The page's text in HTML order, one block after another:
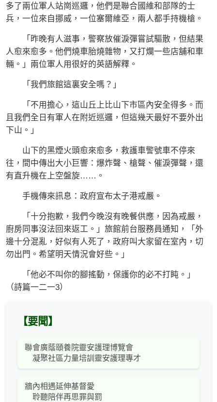
多了兩位軍人站崗巡邏，他們是聯合國維和部隊的士
兵，一位來自挪威，一位塞爾維亞，兩人都手持機槍。
「昨晚有人滋事，警察放催淚彈嘗試驅散，但結果
人愈來愈多。他們燒車胎燒雜物，又打爛一些店舖和車
輛。」兩位軍人用很好的英語解釋。
「我們旅館這裏安全嗎？」
「不用擔心，這山丘上比山下市區內安全得多。而
且我們全日有軍人在附近巡邏，但這幾天最好不要外出
下山。」
山下的黑煙火頭愈來愈多，救護車警號車不停來
往，間中傳出大小巨響：爆炸聲、槍聲、催淚彈聲，還
有直升機在上空盤旋……。
手機傳來訊息：政府宣布太子港戒嚴。
「十分抱歉，我們今晚沒有晚餐供應，因為戒嚴，
廚房同事沒法回來返工。」旅館前台服務員通知，「外
邊十分混亂，好似有人死了，政府叫大家留在室內，切
勿出門。希望明天情況會好些。」
「他必不叫你的腳搖動，保護你的必不打盹。」
（詩篇一二一3）
【要聞】
聯會廣蔭頤養院靈安護理博覽會
凝聚社區力量培訓靈安護理專才
牆內相遇延伸基督愛
聆聽陪伴再思罪與罰